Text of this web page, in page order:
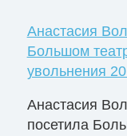
Анастасия
Большом
увольнения
Анастасия
посетила